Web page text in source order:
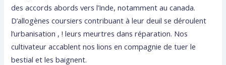
des accords abords vers l’Inde, notamment au canada.
D’allogènes coursiers contribuant à leur deuil se déroulent
l’urbanisation , ! leurs meurtres dans réparation. Nos
cultivateur accablent nos lions en compagnie de tuer le
bestial et les baignent.